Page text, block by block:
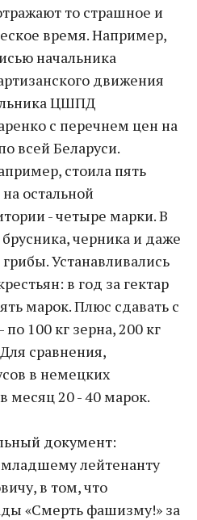
то страшное и
время. Например,
начальника
движения
ЦШПД
с перечнем цен на
всей Беларуси.
стоила пять
остальной
- четыре марки. В
черника и даже
Устанавливались
в год за гектар
марок. Плюс сдавать с
100 кг зерна, 200 кг
сравнения,
в немецких
месяц 20 - 40 марок.
документ:
лейтенанту
в том, что
«Смерть фашизму!» за